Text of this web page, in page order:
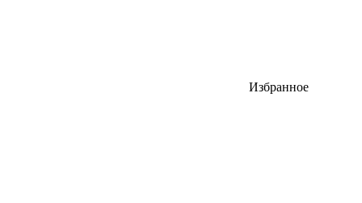
Избранное